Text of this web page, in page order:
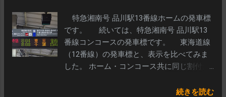
特急湘南号 品川駅13番線ホームの発車標
です。 続いては、特急湘南号 品川駅13
番線コンコースの発車標です。 東海道線
（12番線）の発車標と、表示を比べてみま
した。 ホーム・コンコース共に同じ割付だ
続きを読む